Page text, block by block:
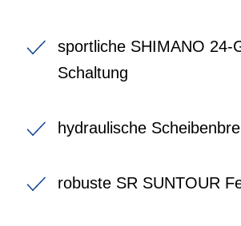
sportliche SHIMANO 24-
Schaltung
hydraulische
robuste SR SUNTOUR